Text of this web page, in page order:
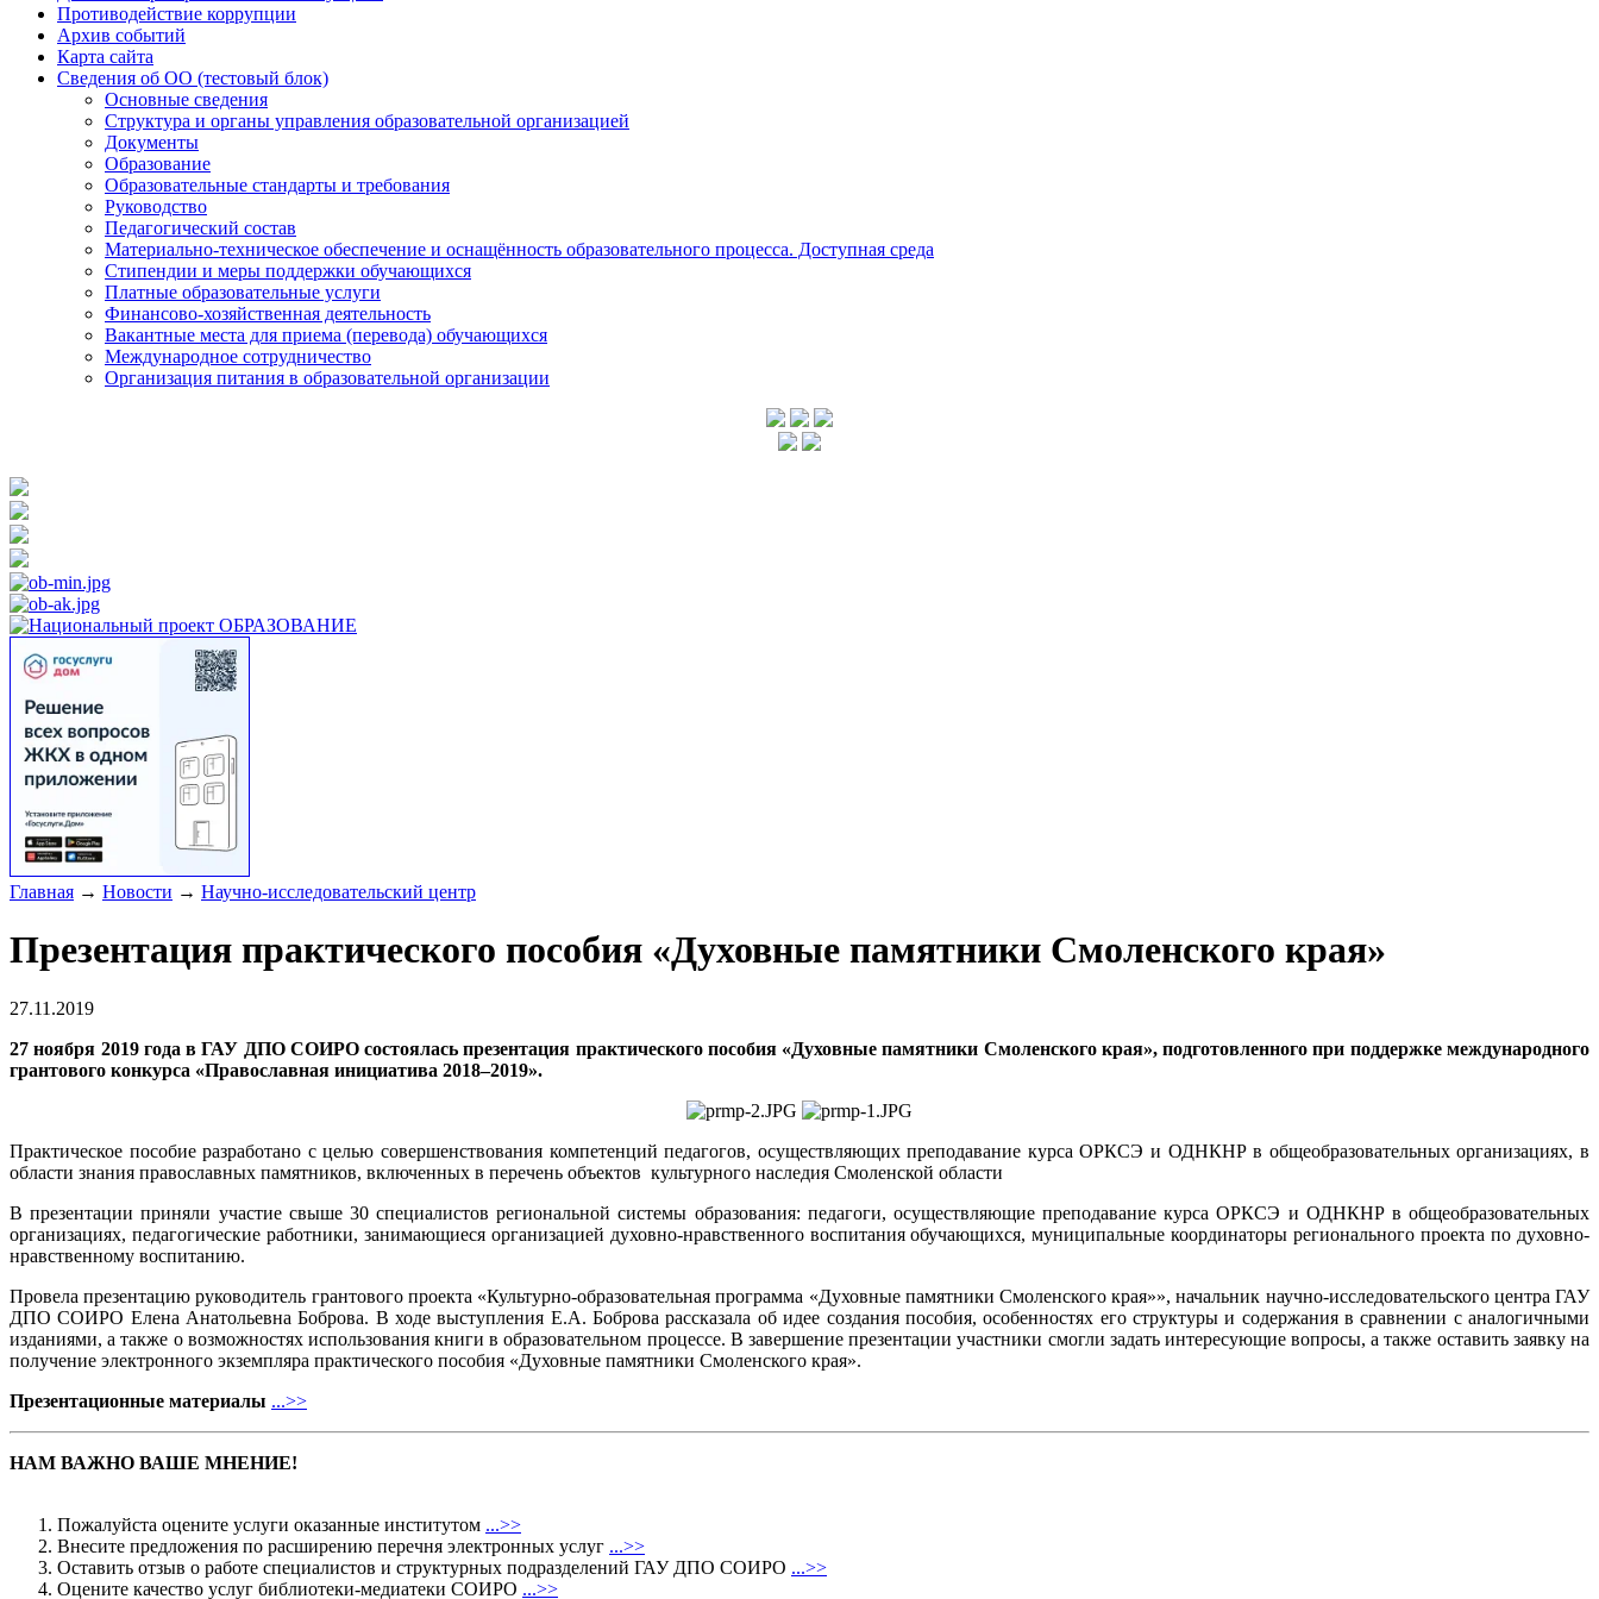
Противодействие коррупции
Архив событий
Карта сайта
Сведения об ОО (тестовый блок)
Основные сведения
Структура и органы управления образовательной организацией
Документы
Образование
Образовательные стандарты и требования
Руководство
Педагогический состав
Материально-техническое обеспечение и оснащённость образовательного процесса. Доступная среда
Стипендии и меры поддержки обучающихся
Платные образовательные услуги
Финансово-хозяйственная деятельность
Вакантные места для приема (перевода) обучающихся
Международное сотрудничество
Организация питания в образовательной организации
Главная → Новости → Научно-исследовательский центр
Презентация практического пособия «Духовные памятники Смоленского края»
27.11.2019
27 ноября 2019 года в ГАУ ДПО СОИРО состоялась презентация практического пособия «Духовные памятники Смоленского края», подготовленного при поддержке международного
грантового конкурса «Православная инициатива 2018–2019».
Практическое пособие разработано с целью совершенствования компетенций педагогов, осуществляющих преподавание курса ОРКСЭ и ОДНКНР в общеобразовательных организациях, в
области знания православных памятников, включенных в перечень объектов культурного наследия Смоленской области
В презентации приняли участие свыше 30 специалистов региональной системы образования: педагоги, осуществляющие преподавание курса ОРКСЭ и ОДНКНР в общеобразовательных
организациях, педагогические работники, занимающиеся организацией духовно-нравственного воспитания обучающихся, муниципальные координаторы регионального проекта по духовно-
нравственному воспитанию.
Провела презентацию руководитель грантового проекта «Культурно-образовательная программа «Духовные памятники Смоленского края»», начальник научно-исследовательского центра ГАУ
ДПО СОИРО Елена Анатольевна Боброва. В ходе выступления Е.А. Боброва рассказала об идее создания пособия, особенностях его структуры и содержания в сравнении с аналогичными
изданиями, а также о возможностях использования книги в образовательном процессе. В завершение презентации участники смогли задать интересующие вопросы, а также оставить заявку на
получение электронного экземпляра практического пособия «Духовные памятники Смоленского края».
Презентационные материалы ...>>
НАМ ВАЖНО ВАШЕ МНЕНИЕ!
Пожалуйста оцените услуги оказанные институтом ...>>
Внесите предложения по расширению перечня электронных услуг ...>>
Оставить отзыв о работе специалистов и структурных подразделений ГАУ ДПО СОИРО ...>>
Оцените качество услуг библиотеки-медиатеки СОИРО ...>>